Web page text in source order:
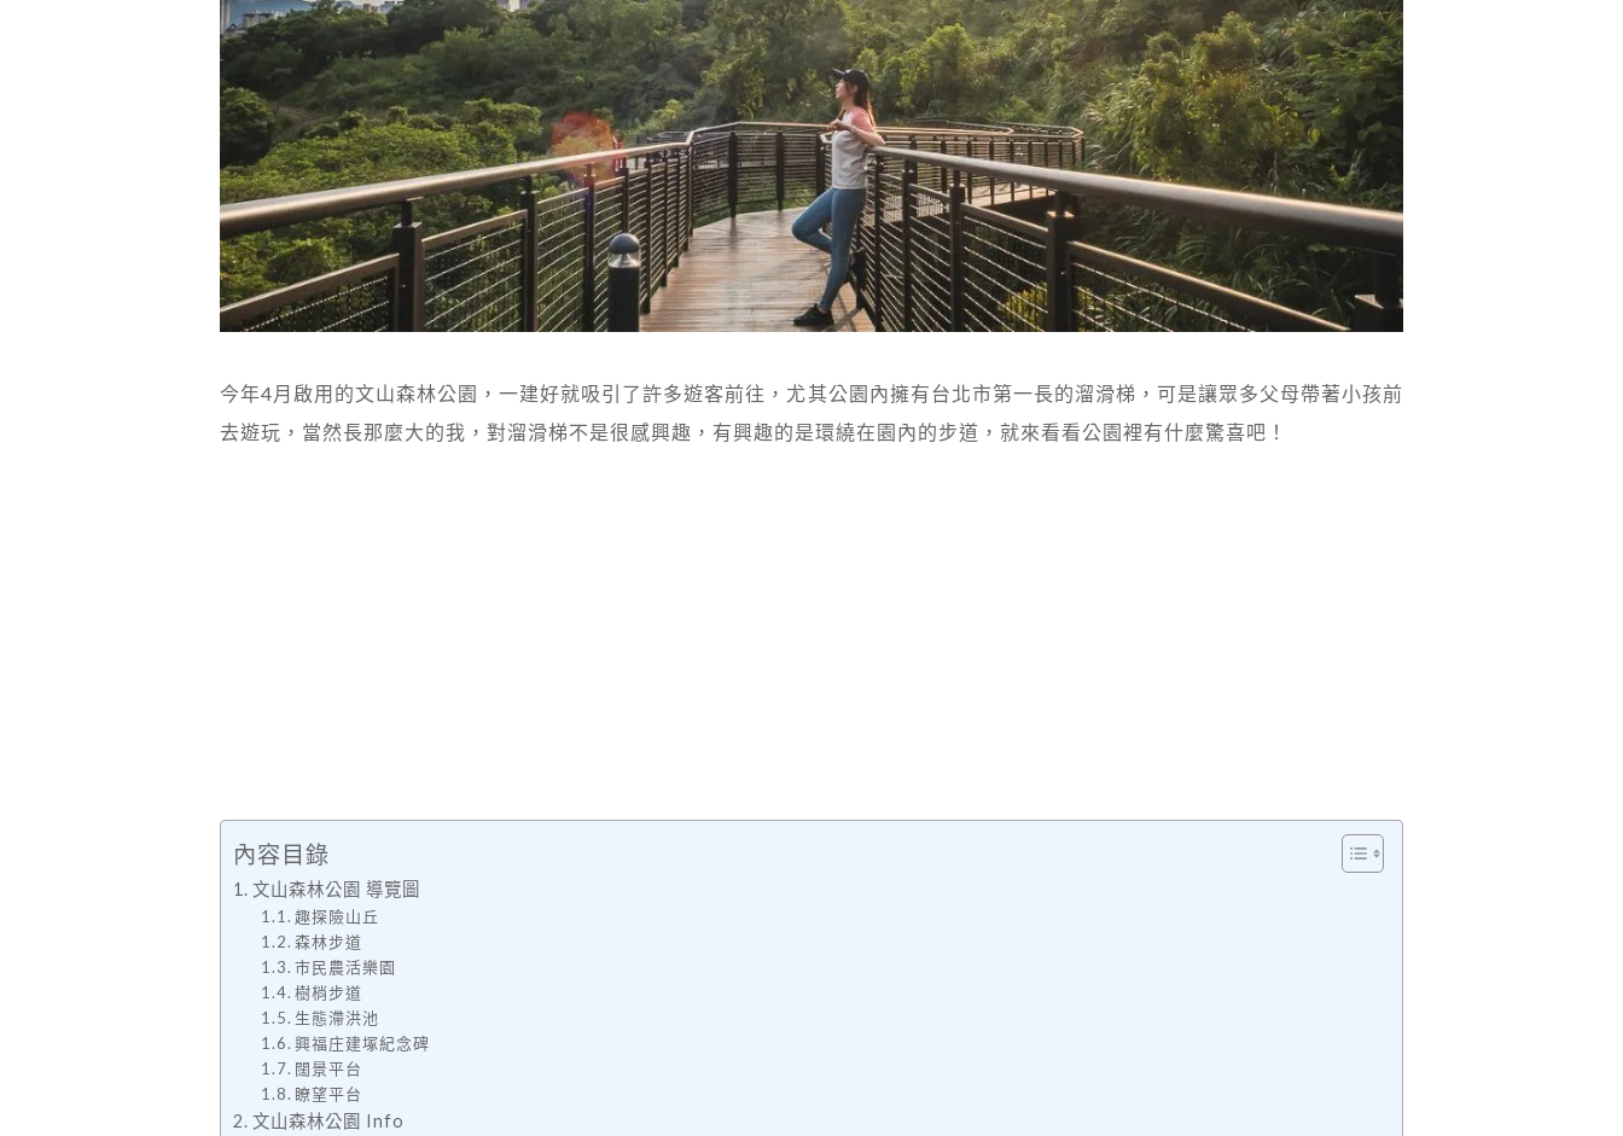
今年4月啟用的文山森林公園，一建好就吸引了許多遊客前往，尤其公園內擁有台北市第一長的溜滑梯，可是讓眾多父母帶著小孩前
去遊玩，當然長那麼大的我，對溜滑梯不是很感興趣，有興趣的是環繞在園內的步道，就來看看公園裡有什麼驚喜吧！
內容目錄
文山森林公園 導覽圖
趣探險山丘
森林步道
市民農活樂園
樹梢步道
生態滯洪池
興福庄建塚紀念碑
闊景平台
瞭望平台
文山森林公園 Info